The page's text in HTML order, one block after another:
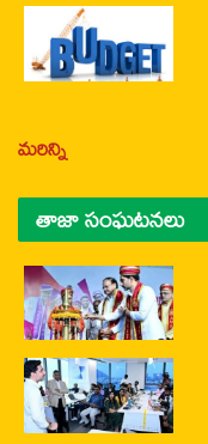
మరిన్ని
తాజా సంఘటనలు